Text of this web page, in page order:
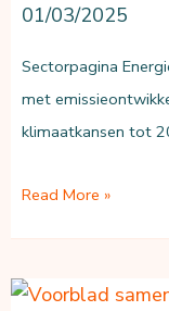
01/03/2025
Sectorpagina
met
klimaatkansen tot
Klimaatkansen
momentopname
Read More »